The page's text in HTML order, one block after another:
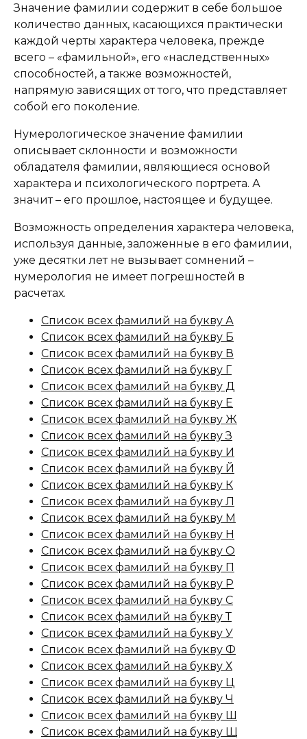
Значение фамилии содержит в себе большое
количество данных, касающихся практически
каждой черты характера человека, прежде
всего – «фамильной», его «наследственных»
способностей, а также возможностей,
напрямую зависящих от того, что представляет
собой его поколение.
Нумерологическое значение фамилии
описывает склонности и возможности
обладателя фамилии, являющиеся основой
характера и психологического портрета. А
значит – его прошлое, настоящее и будущее.
Возможность определения характера человека,
используя данные, заложенные в его фамилии,
уже десятки лет не вызывает сомнений –
нумерология не имеет погрешностей в
расчетах.
Список всех фамилий на букву А
Список всех фамилий на букву Б
Список всех фамилий на букву В
Список всех фамилий на букву Г
Список всех фамилий на букву Д
Список всех фамилий на букву Е
Список всех фамилий на букву Ж
Список всех фамилий на букву З
Список всех фамилий на букву И
Список всех фамилий на букву Й
Список всех фамилий на букву К
Список всех фамилий на букву Л
Список всех фамилий на букву М
Список всех фамилий на букву Н
Список всех фамилий на букву О
Список всех фамилий на букву П
Список всех фамилий на букву Р
Список всех фамилий на букву С
Список всех фамилий на букву Т
Список всех фамилий на букву У
Список всех фамилий на букву Ф
Список всех фамилий на букву Х
Список всех фамилий на букву Ц
Список всех фамилий на букву Ч
Список всех фамилий на букву Ш
Список всех фамилий на букву Щ